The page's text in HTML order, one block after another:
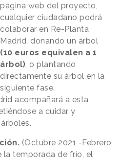
página web del proyecto,
cualquier ciudadano podrá
colaborar en Re-Planta
Madrid, donando un árbol
(10 euros equivalen a 1
árbol), o plantando
directamente su árbol en la
siguiente fase.
acompañará a esta
a cuidar y
(Octubre 2021 -Febrero
la temporada de frío, el